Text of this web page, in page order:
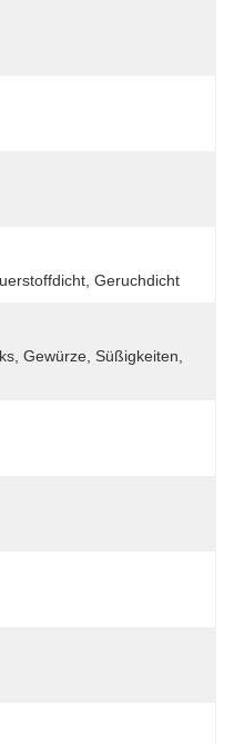
Geruchdicht
Gewürze, Süßigkeiten,